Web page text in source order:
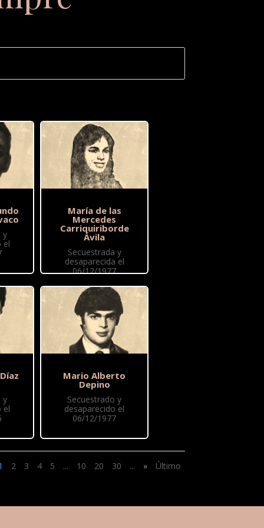
y
el
y
el
María de las
Mercedes
Carriquiriborde
Ávila
Secuestrada y
desaparecida el
06/12/1977
Mario Alberto
Depino
Secuestrado y
desaparecido el
06/12/1977
2 3 4 5 ... 10 20 30 ... » Último